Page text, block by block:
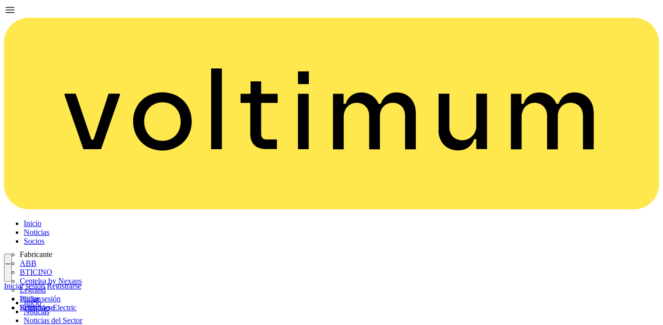
Inicio
Noticias
Socios
Fabricante
ABB
BTICINO
Centelsa by Nexans
Legrand
Philips
Schneider Electric
Iniciar sesión
Registrarse
Iniciar sesión Registrarse
Inicio
Noticias
Noticias del Sector